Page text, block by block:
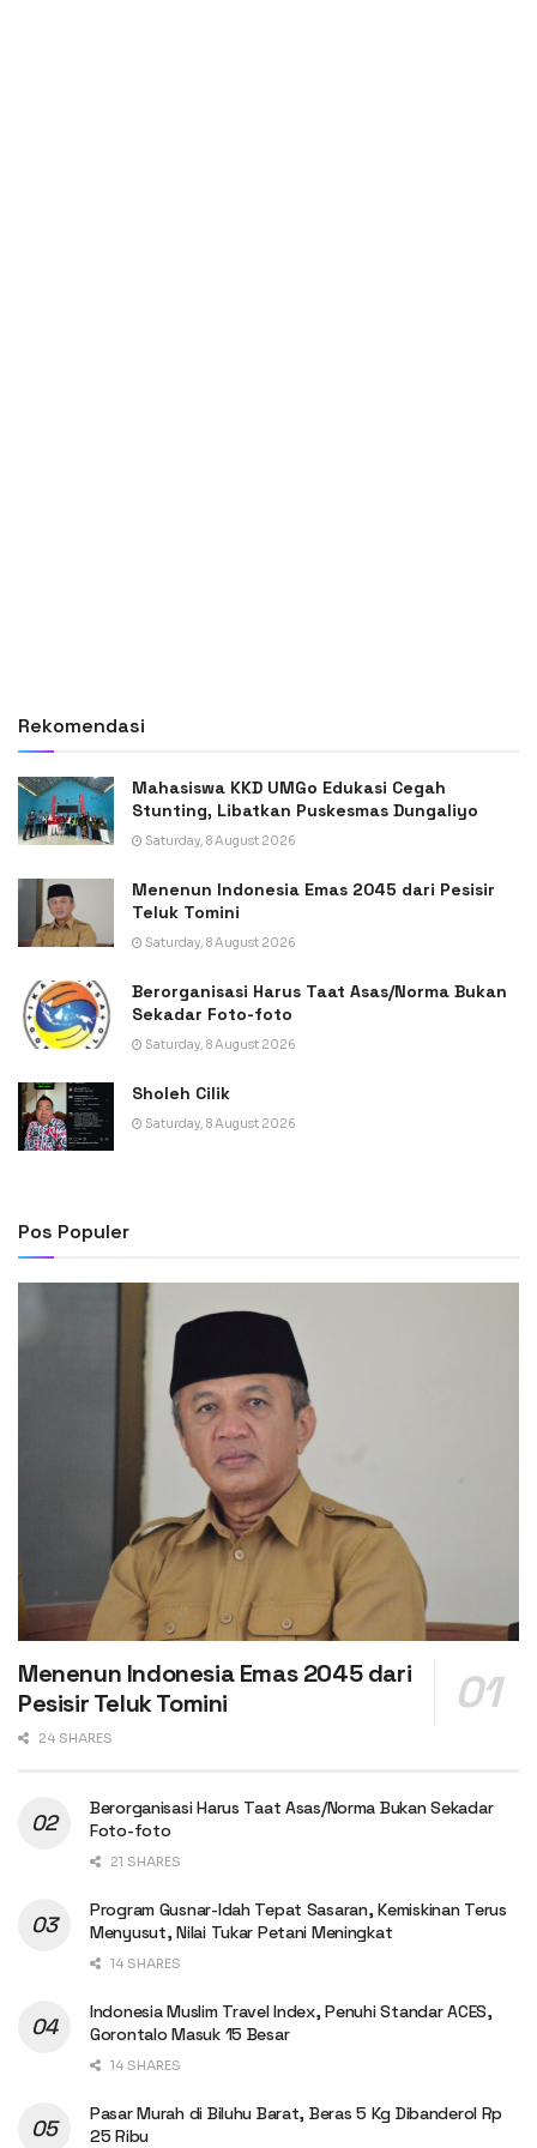
Rekomendasi
Mahasiswa KKD UMGo Edukasi Cegah
Stunting, Libatkan Puskesmas Dungaliyo
Saturday, 8 August 2026
Menenun Indonesia Emas 2045 dari Pesisir
Teluk Tomini
Saturday, 8 August 2026
Berorganisasi Harus Taat Asas/Norma Bukan
Sekadar Foto-foto
Saturday, 8 August 2026
Sholeh Cilik
Saturday, 8 August 2026
Pos Populer
Menenun Indonesia Emas 2045 dari
Pesisir Teluk Tomini
24 SHARES
Berorganisasi Harus Taat Asas/Norma Bukan Sekadar
Foto-foto
21 SHARES
Program Gusnar-Idah Tepat Sasaran, Kemiskinan Terus
Menyusut, Nilai Tukar Petani Meningkat
14 SHARES
Indonesia Muslim Travel Index, Penuhi Standar ACES,
Gorontalo Masuk 15 Besar
14 SHARES
Pasar Murah di Biluhu Barat, Beras 5 Kg Dibanderol Rp
25 Ribu